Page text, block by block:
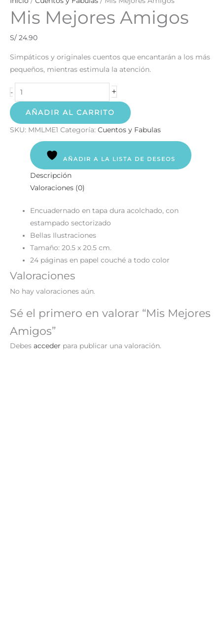
Mis Mejores Amigos
S/ 24.90
Simpáticos y originales cuentos que encantarán a los más
pequeños, mientras estimula la atención.
- +
AÑADIR AL CARRITO
SKU: MMLME1 Categoría: Cuentos y Fabulas
AÑADIR A LA LISTA DE DESEOS
Descripción
Valoraciones (0)
Encuadernado en tapa dura acolchado, con
estampado sectorizado
Bellas Ilustraciones
Tamaño: 20.5 x 20.5 cm.
24 páginas en papel couché a todo color
Valoraciones
No hay valoraciones aún.
Sé el primero en valorar “Mis Mejores
Amigos”
Debes acceder para publicar una valoración.